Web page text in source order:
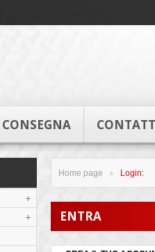
CONSEGNA
Home page Login:
ENTRA